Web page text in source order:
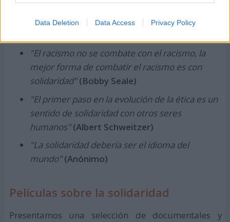
Data Deletion Data Access Privacy Policy
verticalmente y desde arriba: la solidaridad es
horizontal e implica respeto mutuo" (Eduardo
"El racismo no se combate con el racismo, la
mejor forma de combatir el racismo es con
solidaridad" (Bobby Seale)
"El primer paso en la evolución de la ética es un
sentido de solidaridad con otros seres
humanos"(Albert Schweitzer)
"La solidaridad debería ser el idioma del
mundo"(Anónimo)
Películas sobre la solidaridad
Presentamos una selección de documentales y